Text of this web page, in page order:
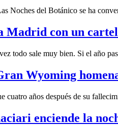
Noches del Botánico se ha
Madrid con un
todo sale muy bien. Si el año
Wyoming
cuatro años después de su
enciende la